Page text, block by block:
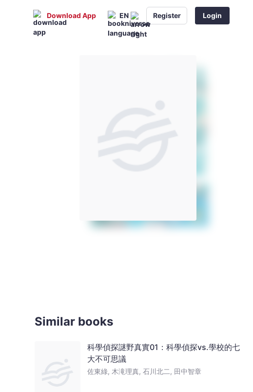
Download App EN Register Login
Similar books
科學偵探謎野真實01：科學偵探vs.學校的七
大不可思議
佐東綠, 木滝理真, 石川北二, 田中智章